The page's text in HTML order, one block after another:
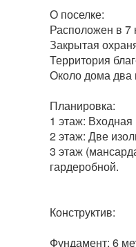
О поселке:
Расположен в
Закрытая
Территория
Около дома два
Планировка:
1 этаж: Входная
2 этаж: Две
3 этаж
гардеробной.
Конструктив:
Фундамент: 6